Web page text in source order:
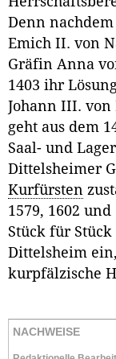
Denn nachdem
Emich II. von
Gräfin Anna
1403 ihr
Johann III. von
geht aus dem
Saal- und
Dittelsheimer
Kurfürsten
1579, 1602
Stück für
Dittelsheim
kurpfälzische
NACHWEISE